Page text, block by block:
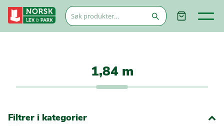
Søk
etter:
1,84 m
Filtrer i kategorier